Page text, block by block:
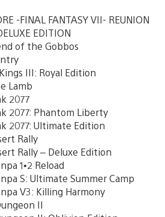
-FINAL FANTASY VII- REUNION
EDITION
of the Gobbos
III: Royal Edition
Lamb
2077
2077: Phantom Liberty
2077: Ultimate Edition
Rally
Rally – Deluxe Edition
1•2 Reload
S: Ultimate Summer Camp
V3: Killing Harmony
II